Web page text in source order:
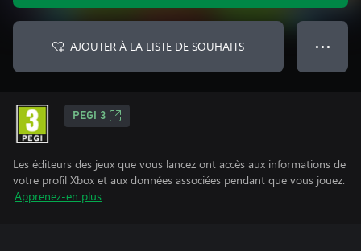
AJOUTER À LA LISTE DE SOUHAITS ● ● ●
PEGI 3
Les éditeurs des jeux que vous lancez ont accès aux informations de
votre profil Xbox et aux données associées pendant que vous jouez.
Apprenez-en plus